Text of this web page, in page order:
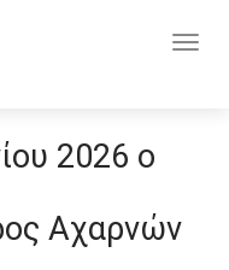
2026 ο
Αχαρνών